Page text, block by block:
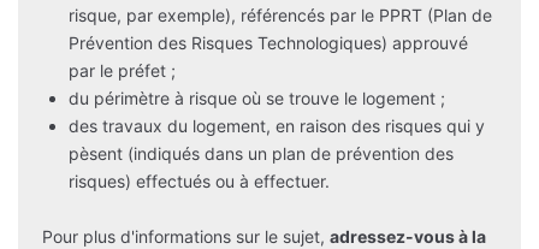
risque, par exemple), référencés par le PPRT (Plan de
Prévention des Risques Technologiques) approuvé
par le préfet ;
du périmètre à risque où se trouve le logement ;
des travaux du logement, en raison des risques qui y
pèsent (indiqués dans un plan de prévention des
risques) effectués ou à effectuer.
Pour plus d'informations sur le sujet, adressez-vous à la